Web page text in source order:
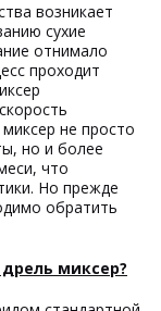
возникает
сухие
отнимало
проходит
не просто
но и более
что
Но прежде
обратить
миксер?